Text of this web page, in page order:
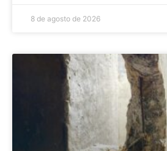
8 de agosto de 2026